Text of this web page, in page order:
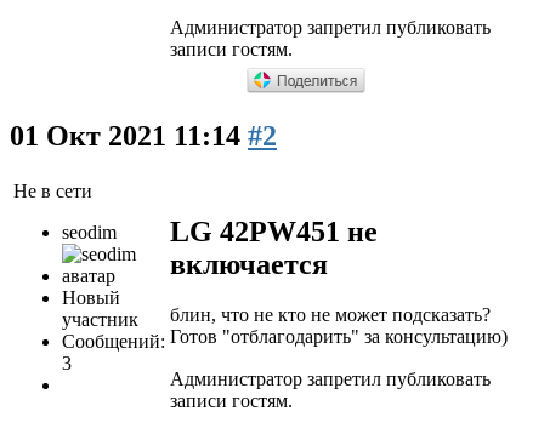
Администратор запретил публиковать
записи гостям.
01 Окт 2021 11:14 #2
Не в сети
seodim
Новый
участник
Сообщений:
3
LG 42PW451 не
включается
блин, что не кто не может подсказать?
Готов "отблагодарить" за консультацию)
Администратор запретил публиковать
записи гостям.